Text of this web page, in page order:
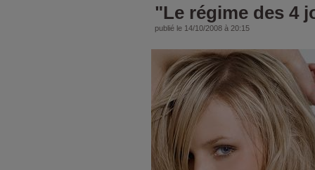
"Le régime des 4
publié le 14/10/2008 à 20:15